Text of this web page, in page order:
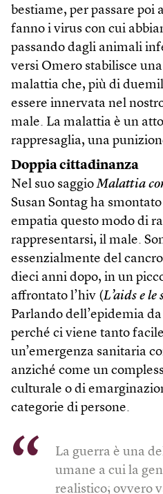
bestiame, per passare poi
fanno i virus con cui
passando dagli animali
versi Omero stabilisce
malattia che, più di
essere innervata nel
male. La malattia è un
rappresaglia, una
Doppia cittadinanza
Nel suo saggioMalattia
Susan Sontag ha
empatia questo modo di
rappresentarsi, il male.
essenzialmente del
dieci anni dopo, in un
affrontato l’hiv (L’aids e le
Parlando dell’epidemia
perché ci viene tanto
un’emergenza sanitaria
anziché come un
culturale o di
categorie di persone.
La guerra è una
umane a cui la
realistico; ovvero